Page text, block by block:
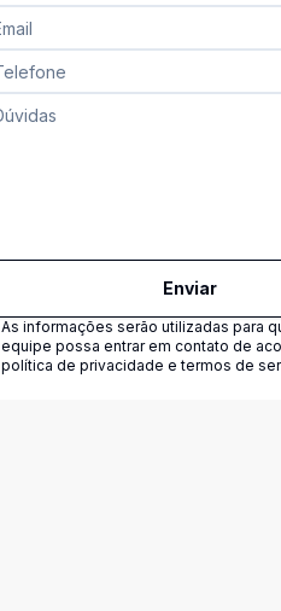
Enviar
As informações serão utilizadas para
equipe possa entrar em contato de
política de privacidade e termos de